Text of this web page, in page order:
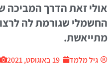
אולי זאת הדרך
החשמלי שגורמת לה
מתייאשת.
גיל מלמד 19 באוגוסט, 2021